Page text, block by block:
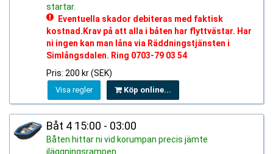
startar.
Eventuella skador debiteras med faktisk
kostnad.Krav på att alla i båten har flyttvästar. Har
ni ingen kan man låna via Räddningstjänsten i
Simlångsdalen. Ring 0703-79 03 54
Pris: 200 kr (SEK)
Visa regler Köp online...
Båt 4 15:00 - 03:00
Båten hittar ni vid korumpan precis jämte
iläggningsrampen.